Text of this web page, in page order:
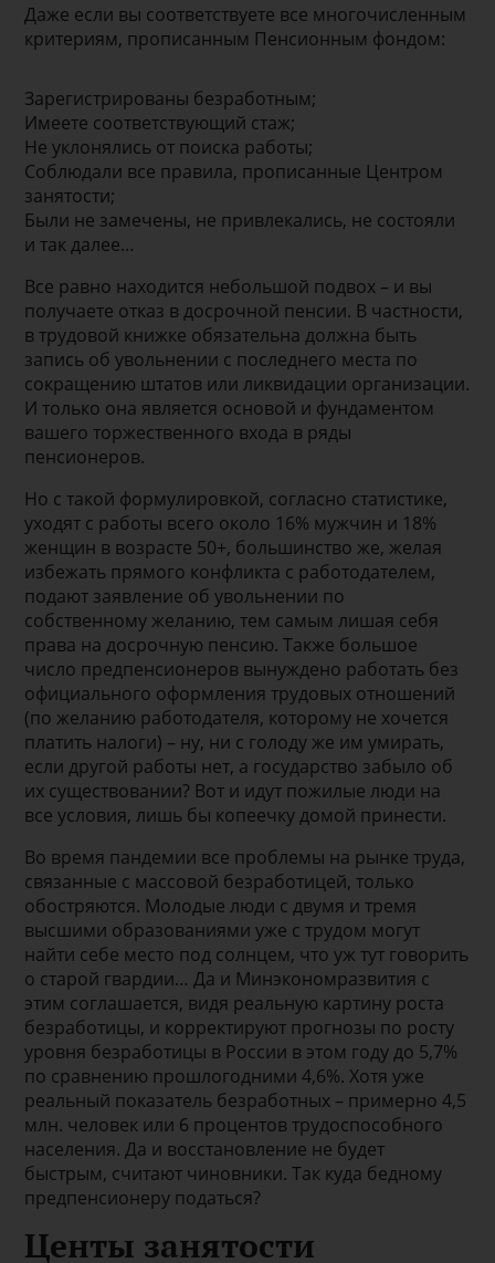
Даже если вы соответствуете все многочисленным
критериям, прописанным Пенсионным фондом:
Зарегистрированы безработным;
Имеете соответствующий стаж;
Не уклонялись от поиска работы;
Соблюдали все правила, прописанные Центром
занятости;
Были не замечены, не привлекались, не состояли
и так далее…
Все равно находится небольшой подвох – и вы
получаете отказ в досрочной пенсии. В частности,
в трудовой книжке обязательна должна быть
запись об увольнении с последнего места по
сокращению штатов или ликвидации организации.
И только она является основой и фундаментом
вашего торжественного входа в ряды
пенсионеров.
Но с такой формулировкой, согласно статистике,
уходят с работы всего около 16% мужчин и 18%
женщин в возрасте 50+, большинство же, желая
избежать прямого конфликта с работодателем,
подают заявление об увольнении по
собственному желанию, тем самым лишая себя
права на досрочную пенсию. Также большое
число предпенсионеров вынуждено работать без
официального оформления трудовых отношений
(по желанию работодателя, которому не хочется
платить налоги) – ну, ни с голоду же им умирать,
если другой работы нет, а государство забыло об
их существовании? Вот и идут пожилые люди на
все условия, лишь бы копеечку домой принести.
Во время пандемии все проблемы на рынке труда,
связанные с массовой безработицей, только
обостряются. Молодые люди с двумя и тремя
высшими образованиями уже с трудом могут
найти себе место под солнцем, что уж тут говорить
о старой гвардии… Да и Минэкономразвития с
этим соглашается, видя реальную картину роста
безработицы, и корректируют прогнозы по росту
уровня безработицы в России в этом году до 5,7%
по сравнению прошлогодними 4,6%. Хотя уже
реальный показатель безработных – примерно 4,5
млн. человек или 6 процентов трудоспособного
населения. Да и восстановление не будет
быстрым, считают чиновники. Так куда бедному
предпенсионеру податься?
Центы занятости